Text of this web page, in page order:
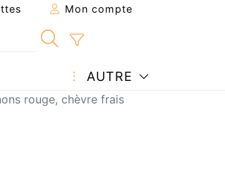
Mon compte
AUTRE
rouge, chèvre frais